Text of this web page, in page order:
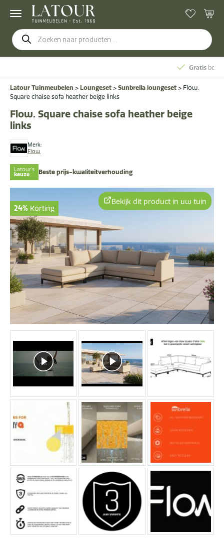
Producten
zoeken
Latour Tuinmeubelen > Loungeset > Sunbrella loungeset > Flow.
Square chaise sofa heather beige links
Merk:
Flow
Flow. Square chaise sofa heather beige
links
Latour's
keuze Beste prijs-kwaliteitverhouding
24% Korting
Bekijk dit product in uw tuin